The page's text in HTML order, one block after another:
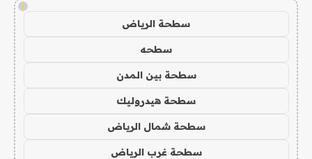
!
سطحة الرياض
سطحه
سطحة بين المدن
سطحة هيدروليك
سطحة شمال الرياض
سطحة غرب الرياض